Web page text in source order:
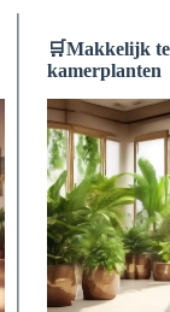
🛒Makkelijk
kamerplanten